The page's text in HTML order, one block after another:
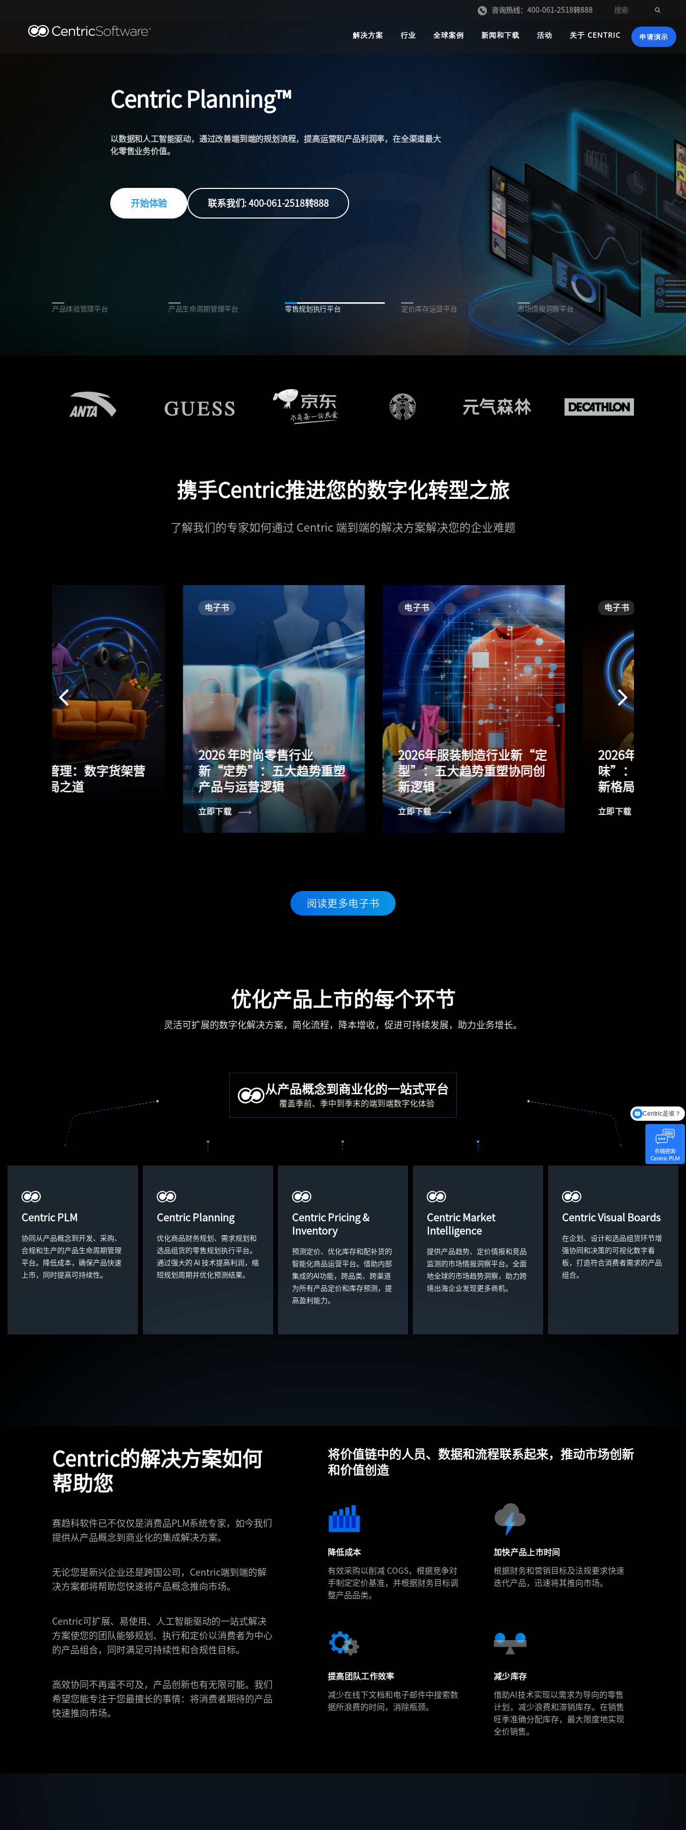
咨询热线：400-061-2518转888
解决方案 行业 全球案例 新闻和下载 活动 关于 CENTRIC 申请演示
Centric Planning™
以数据和人工智能驱动，通过改善端到端的规划流程，提高运营和产品利润率，在全渠道最大
化零售业务价值。
开始体验 联系我们: 400-061-2518转888
产品体验管理平台 产品生命周期管理平台 零售规划执行平台 定价库存运营平台 市场情报洞察平台
携手Centric推进您的数字化转型之旅
了解我们的专家如何通过 Centric 端到端的解决方案解决您的企业难题
2026 年时尚零售行业
新“定势”：五大趋势重塑
产品与运营逻辑
2026年服装制造行业新“定
型”：五大趋势重塑协同创
新逻辑
电子书
2026年食品饮料行业新“定
味”：五大趋势重塑产品创
新格局
阅读更多电子书
优化产品上市的每个环节
灵活可扩展的数字化解决方案，简化流程，降本增收，促进可持续发展，助力业务增长。
从产品概念到商业化的一站式平台
覆盖季前、季中到季末的端到端数字化体验
Centric PLM
协同从产品概念到开发、采购、
合规和生产的产品生命周期管理
平台。降低成本，确保产品快速
上市，同时提高可持续性。
Centric Planning
优化商品财务规划、需求规划和
选品组货的零售规划执行平台。
通过强大的 AI 技术提高利润，缩
短规划周期并优化预测结果。
Centric Pricing &
Inventory
预测定价、优化库存和配补货的
智能化商品运营平台。借助内部
集成的AI功能，跨品类、跨渠道
为所有产品定价和库存预测，提
高盈利能力。
Centric Market
Intelligence
提供产品趋势、定价情报和竞品
监测的市场情报洞察平台。全面
地全球的市场趋势洞察，助力跨
境出海企业发现更多商机。
Centric Visual Boards
在企划、设计和选品组货环节增
强协同和决策的可视化数字看
板，打造符合消费者需求的产品
组合。
Centric的解决方案如何
帮助您
赛趋科软件已不仅仅是消费品PLM系统专家，如今我们
提供从产品概念到商业化的集成解决方案。
无论您是新兴企业还是跨国公司，Centric端到端的解
决方案都将帮助您快速将产品概念推向市场。
Centric可扩展、易使用、人工智能驱动的一站式解决
方案使您的团队能够规划、执行和定价以消费者为中心
的产品组合，同时满足可持续性和合规性目标。
高效协同不再遥不可及，产品创新也有无限可能。我们
希望您能专注于您最擅长的事情：将消费者期待的产品
快速推向市场。
将价值链中的人员、数据和流程联系起来，推动市场创新
和价值创造
降低成本
有效采购以削减 COGS，根据竞争对
手制定定价基准，并根据财务目标调
整产品品类。
加快产品上市时间
根据财务和营销目标及法规要求快速
迭代产品，迅速将其推向市场。
提高团队工作效率
减少在线下文档和电子邮件中搜索数
据所浪费的时间，消除瓶颈。
减少库存
借助AI技术实现以需求为导向的零售
计划，减少浪费和滞销库存。在销售
旺季准确分配库存，最大限度地实现
全价销售。
有哪些功能模块？